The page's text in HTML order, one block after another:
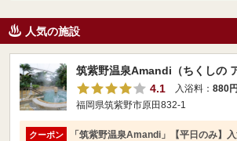
人気の施設
筑紫野温泉Amandi（ちくしの
4.1
入浴料： 880円
福岡県筑紫野市原田832-1
クーポン
「筑紫野温泉Amandi」【平日のみ】